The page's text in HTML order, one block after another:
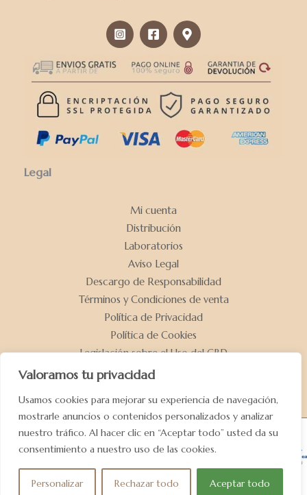
Valoramos tu privacidad
Usamos cookies para mejorar su experiencia de navegación,
mostrarle anuncios o contenidos personalizados y analizar
nuestro tráfico. Al hacer clic en “Aceptar todo” usted da su
consentimiento a nuestro uso de las cookies.
Personalizar Rechazar todo Aceptar todo
Legal
Mi cuenta
Distribución
Laboratorios
Aviso Legal
Descargo de Responsabilidad
Términos y Condiciones de venta
Política de Privacidad
Política de Cookies
Legislación sobre el Uso del CBD
Declaración de Accesibilidad
Copyright © 2026 VeraSeed | Diseñado por Necotec